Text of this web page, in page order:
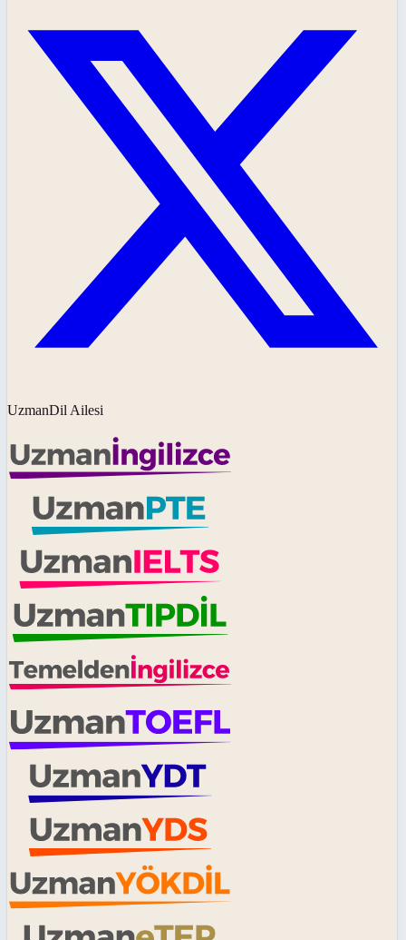
UzmanDil Ailesi